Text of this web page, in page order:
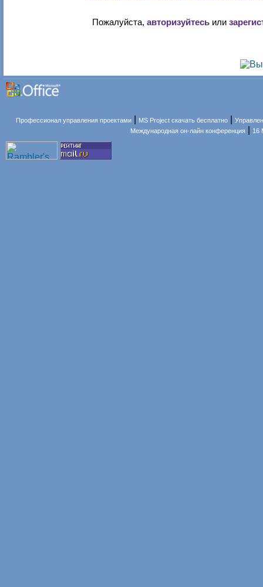
Пожалуйста,авторизуйтесь или
Профессионал управления проектами MS Project скачать бесплатно |
Международная он-лайн конференция
16